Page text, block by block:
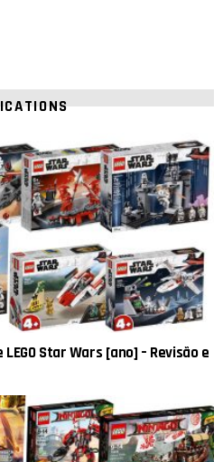
Star Wars [ano] – Revisão e